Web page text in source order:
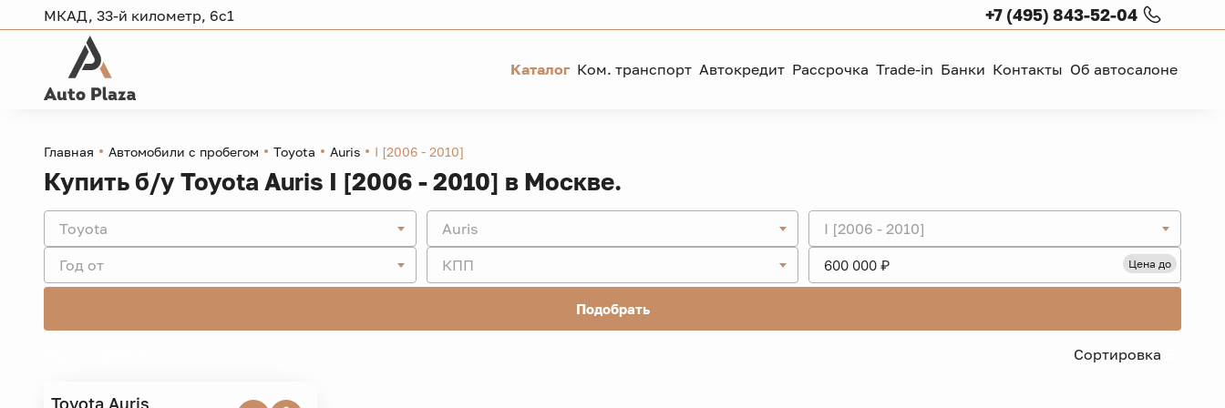
МКАД, 33-й километр, 6с1 +7 (495) 843-52-04
Каталог Ком. транспорт Автокредит Рассрочка Trade-in Банки Контакты Об автосалоне
Главная Автомобили с пробегом Toyota Auris I [2006 - 2010]
Купить б/у Toyota Auris I [2006 - 2010] в Москве.
Toyota Auris
I [2006 - 2010]
Год от
КПП Цена до
Подобрать
Сортировка
Toyota Auris